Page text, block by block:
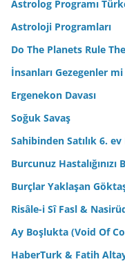
Astrolog Programı
Astroloji Programları
Do The Planets Rule
İnsanları Gezegenler
Ergenekon Davası
Soğuk Savaş
Sahibinden Satılık 6.
Burcunuz Hastalığınızı
Burçlar Yaklaşan
Risâle-i Sî Fasl &
Ay Boşlukta (Void Of
HaberTurk & Fatih